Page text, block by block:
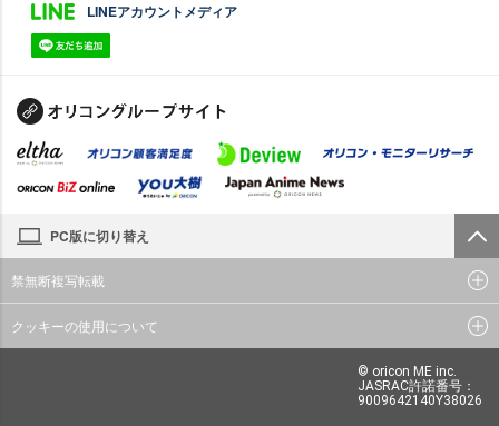
LINEアカウントメディア
PC版に切り替え
禁無断複写転載
クッキーの使用について
© oricon ME inc.
JASRAC許諾番号：
9009642140Y38026